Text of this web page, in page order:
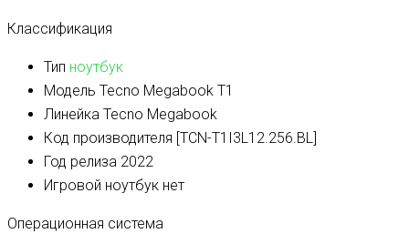
Классификация
Тип ноутбук
Модель Tecno Megabook T1
Линейка Tecno Megabook
Код производителя [TCN-T1I3L12.256.BL]
Год релиза 2022
Игровой ноутбук нет
Операционная система